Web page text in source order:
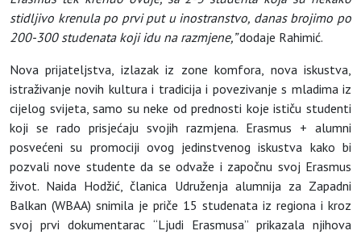
stidljivo krenula po prvi put u inostranstvo, danas brojimo po
200-300 studenata koji idu na razmjene,”dodaje Rahimić.
Nova prijateljstva, izlazak iz zone komfora, nova iskustva,
istraživanje novih kultura i tradicija i povezivanje s mladima iz
cijelog svijeta, samo su neke od prednosti koje ističu studenti
koji se rado prisjećaju svojih razmjena. Erasmus + alumni
posvećeni su promociji ovog jedinstvenog iskustva kako bi
pozvali nove studente da se odvaže i započnu svoj Erasmus
život. Naida Hodžić, članica Udruženja alumnija za Zapadni
Balkan (WBAA) snimila je priče 15 studenata iz regiona i kroz
svoj prvi dokumentarac “Ljudi Erasmusa” prikazala njihova